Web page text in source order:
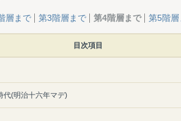
層まで 第3階層まで 第4階層まで 第5階層
目次項目
代(明治十六年マデ)